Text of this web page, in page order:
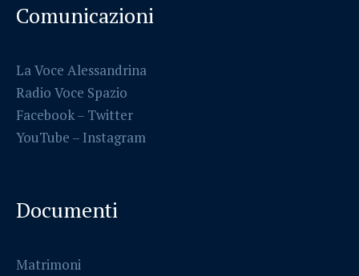
Comunicazioni
La Voce Alessandrina
Radio Voce Spazio
Facebook– Twitter
YouTube – Instagram
Documenti
Matrimoni